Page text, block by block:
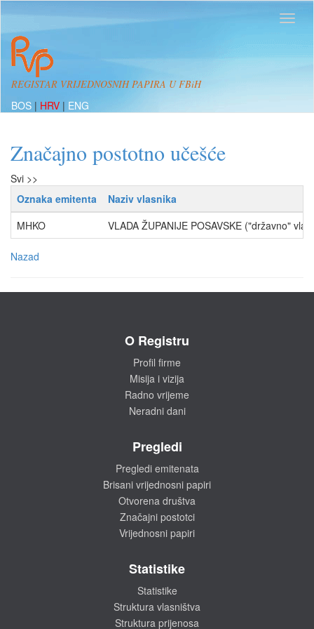
REGISTAR VRIJEDNOSNIH PAPIRA U FBiH
BOS | HRV | ENG
Značajno postotno učešće
Svi >>
Oznaka emitenta
Naziv vlasnika
MHKO
VLADA ŽUPANIJE POSAVSKE ("državno"
Nazad
O Registru
Profil firme
Misija i vizija
Radno vrijeme
Neradni dani
Pregledi
Pregledi emitenata
Brisani vrijednosni papiri
Otvorena društva
Značajni postotci
Vrijednosni papiri
Statistike
Statistike
Struktura vlasništva
Struktura prijenosa